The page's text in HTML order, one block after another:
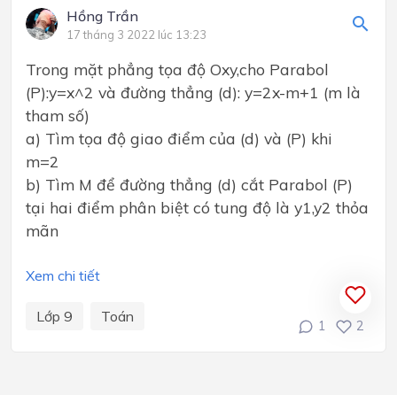
Hồng Trần
17 tháng 3 2022 lúc 13:23
Trong mặt phẳng tọa độ Oxy,cho Parabol
(P):y=x^2 và đường thẳng (d): y=2x-m+1 (m là
tham số)
a) Tìm tọa độ giao điểm của (d) và (P) khi
m=2
b) Tìm M để đường thẳng (d) cắt Parabol (P)
tại hai điểm phân biệt có tung độ là y1,y2 thỏa
mãn
Xem chi tiết
Lớp 9 Toán
1 2